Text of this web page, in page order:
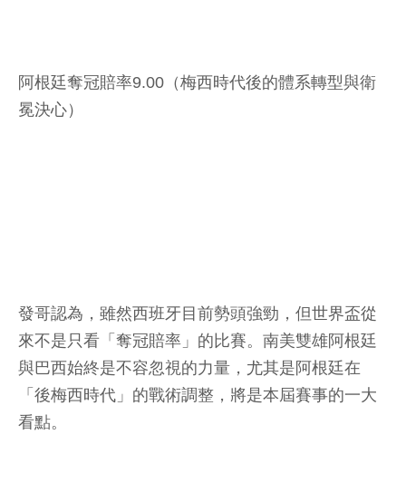
阿根廷奪冠賠率9.00（梅西時代後的體系轉型與衛
冕決心）
發哥認為，雖然西班牙目前勢頭強勁，但世界盃從
來不是只看「奪冠賠率」的比賽。南美雙雄阿根廷
與巴西始終是不容忽視的力量，尤其是阿根廷在
「後梅西時代」的戰術調整，將是本屆賽事的一大
看點。